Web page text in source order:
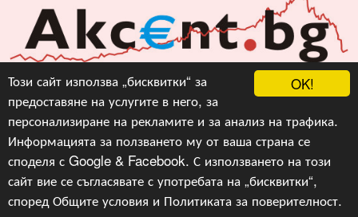
OK!
Този сайт използва „бисквитки“ за
предоставяне на услугите в него, за
персонализиране на рекламите и за анализ на трафика.
Информацията за ползването му от ваша страна се
споделя с Google & Facebook. С използването на този
сайт вие се съгласявате с употребата на „бисквитки“,
споредОбщите условия и Политиката за поверителност.
Акцент БГ ЕООД
info@akcent.bg
Facebook
Copyright © 2010, 2016, 2018-2022, 2023, v.3.0,
Акцент